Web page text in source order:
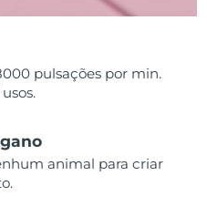
pulsações por min.
animal para criar